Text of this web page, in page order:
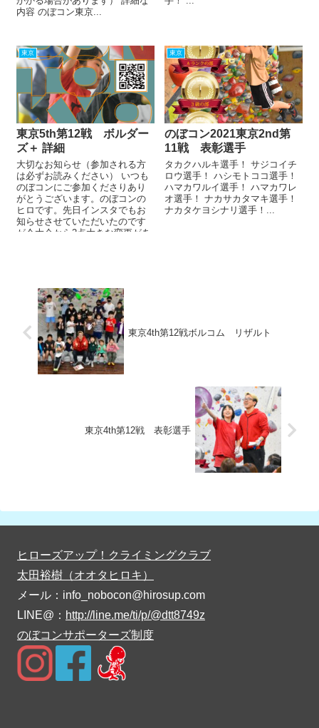
内容 のぼコン東京...
東京
東京5th第12戦 ボルダー
ズ＋ 詳細
大切なお知らせ（参加される方
は必ずお読みください） いつも
のぼコンにご参加くださりあり
がとうございます。のぼコンの
ヒロです。先日インスタでもお
知らせさせていただいたのです
が今大会から2点大きな変更があ
東京
のぼコン2021東京2nd第
11戦 表彰選手
タカクハルキ選手！ サジコイチ
ロウ選手！ ハシモトココ選手！
ハマカワルイ選手！ ハマカワレ
オ選手！ ナカサカタマキ選手！
ナカタケヨシナリ選手！...
東京4th第12戦ボルコム リザルト
東京4th第12戦 表彰選手
ヒローズアップ！クライミングクラブ
太田裕樹（オオタヒロキ）
メール：info_nobocon@hirosup.com
LINE@： http://line.me/ti/p/@dtt8749z
のぼコンサポーターズ制度